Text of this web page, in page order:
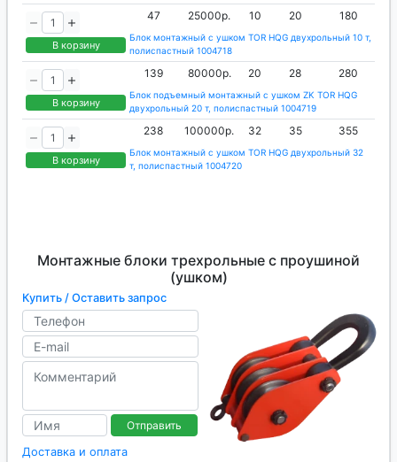
В корзину
47 25000р. 10 20 180
Блок монтажный с ушком TOR HQG двухрольный 10 т,
полиспастный 1004718
В корзину
139 80000р. 20 28 280
Блок подъемный монтажный с ушком ZK TOR HQG
двухрольный 20 т, полиспастный 1004719
В корзину
238 100000р. 32 35 355
Блок монтажный с ушком TOR HQG двухрольный 32
т, полиспастный 1004720
Монтажные блоки трехрольные с проушиной
(ушком)
Купить / Оставить запрос
Отправить
Доставка и оплата